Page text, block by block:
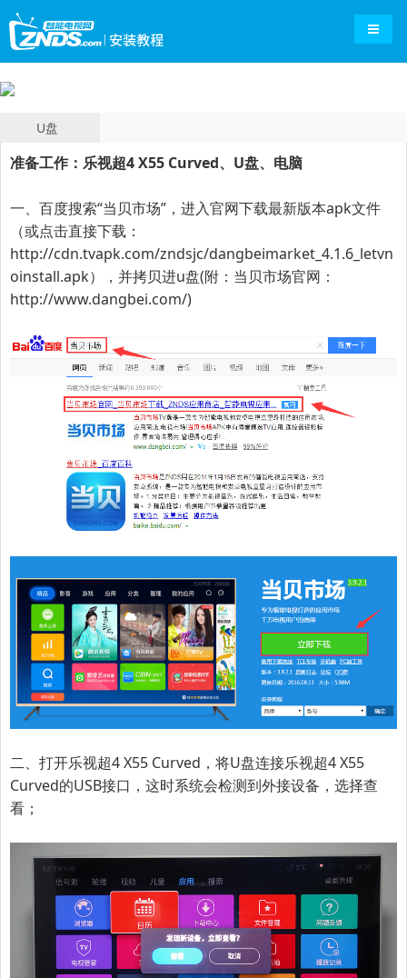
导航
U盘
准备工作： 乐视超4 X55 Curved、U盘、电脑
一、百度搜索“当贝市场”，进入官网下载最新版本apk文件
（或点击直接下载：
http://cdn.tvapk.com/zndsjc/dangbeimarket_4.1.6_letvn
oinstall.apk），并拷贝进u盘(附：当贝市场官网：
http://www.dangbei.com/)
二、打开乐视超4 X55 Curved ，将U盘连接乐视超4 X55
Curved的USB接口，这时系统会检测到外接设备，选择查
看；